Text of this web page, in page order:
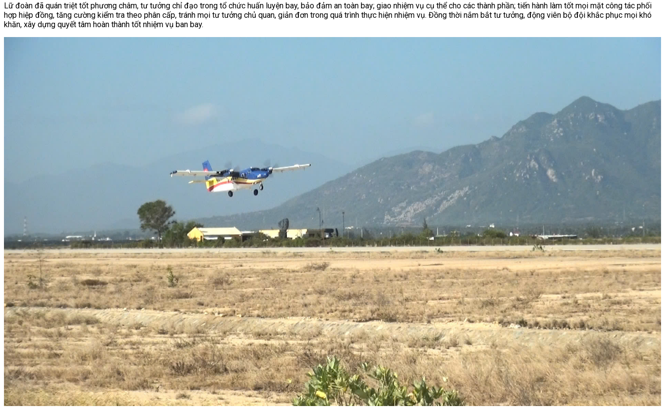
Lữ đoàn đã quán triệt tốt phương châm, tư tưởng chỉ đạo trong tổ chức huấn luyện bay, bảo đảm an toàn bay; giao nhiệm vụ cụ thể cho các thành phần; tiến hành làm tốt mọi mặt công tác phối
hợp hiệp đồng, tăng cường kiểm tra theo phân cấp, tránh mọi tư tưởng chủ quan, giản đơn trong quá trình thực hiện nhiệm vụ. Đồng thời nắm bắt tư tưởng, động viên bộ đội khắc phục mọi khó
khăn, xây dựng quyết tâm hoàn thành tốt nhiệm vụ ban bay.